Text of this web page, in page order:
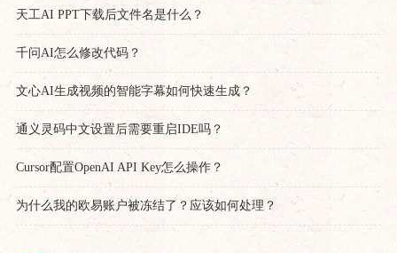
天工AI PPT下载后文件名是什么？
千问AI怎么修改代码？
文心AI生成视频的智能字幕如何快速生成？
通义灵码中文设置后需要重启IDE吗？
Cursor配置OpenAI API Key怎么操作？
为什么我的欧易账户被冻结了？应该如何处理？